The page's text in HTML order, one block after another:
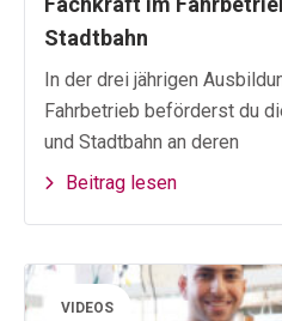
Stadtbahn
In der drei jährigen
Fahrbetrieb beförderst du
und Stadtbahn an deren
Beitrag lesen
VIDEOS